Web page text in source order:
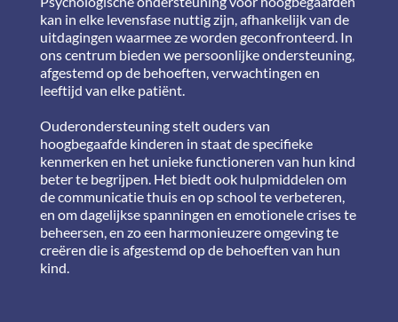
kan in elke levensfase nuttig zijn, afhankelijk van de
uitdagingen waarmee ze worden geconfronteerd. In
ons centrum bieden we persoonlijke ondersteuning,
afgestemd op de behoeften, verwachtingen en
leeftijd van elke patiënt.
Ouderondersteuning stelt ouders van
hoogbegaafde kinderen in staat de specifieke
kenmerken en het unieke functioneren van hun kind
beter te begrijpen. Het biedt ook hulpmiddelen om
de communicatie thuis en op school te verbeteren,
en om dagelijkse spanningen en emotionele crises te
beheersen, en zo een harmonieuzere omgeving te
creëren die is afgestemd op de behoeften van hun
kind.